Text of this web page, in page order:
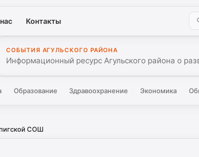
Контакты
СОБЫТИЯ АГУЛЬСКОГО РАЙОНА
Информационный ресурс Агульского района о
Образование Здравоохранение Экономика
СОШ